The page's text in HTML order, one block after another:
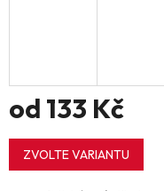
od 133 Kč
Měrná
cena:
ZVOLTE VARIANTU